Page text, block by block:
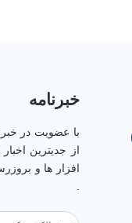
خبرنامه
با عضویت در
از جدیترین
افزار ها و